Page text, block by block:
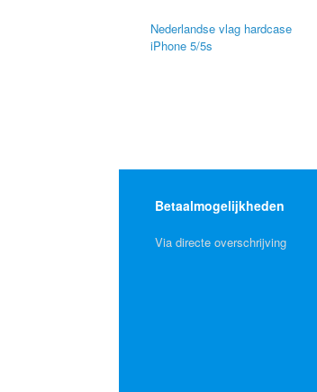
Nederlandse vlag hardcase
iPhone 5/5s
Betaalmogelijkheden
Via directe overschrijving